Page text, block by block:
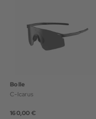
Bolle
C-Icarus
160,00 €